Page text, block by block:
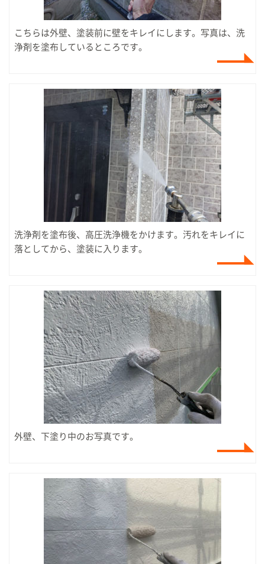
こちらは外壁、塗装前に壁をキレイにします。写真は、洗
浄剤を塗布しているところです。
洗浄剤を塗布後、高圧洗浄機をかけます。汚れをキレイに
落としてから、塗装に入ります。
外壁、下塗り中のお写真です。